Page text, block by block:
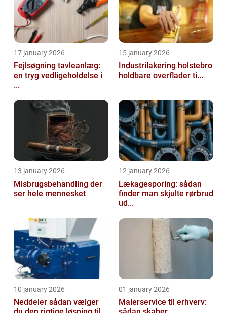
17 january 2026
Fejlsøgning tavleanlæg:
en tryg vedligeholdelse i
...
15 january 2026
Industrilakering holstebro
holdbare overflader ti...
13 january 2026
Misbrugsbehandling der
ser hele mennesket
12 january 2026
Lækagesporing: sådan
finder man skjulte rørbrud
ud...
10 january 2026
Neddeler sådan vælger
01 january 2026
Malerservice til erhverv: